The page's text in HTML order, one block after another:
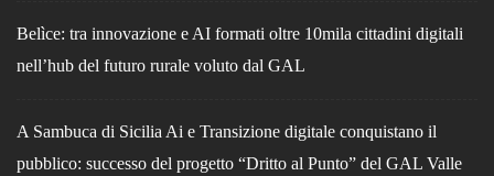
Belìce: tra innovazione e AI formati oltre 10mila cittadini digitali
nell’hub del futuro rurale voluto dal GAL
A Sambuca di Sicilia Ai e Transizione digitale conquistano il
pubblico: successo del progetto “Dritto al Punto” del GAL Valle